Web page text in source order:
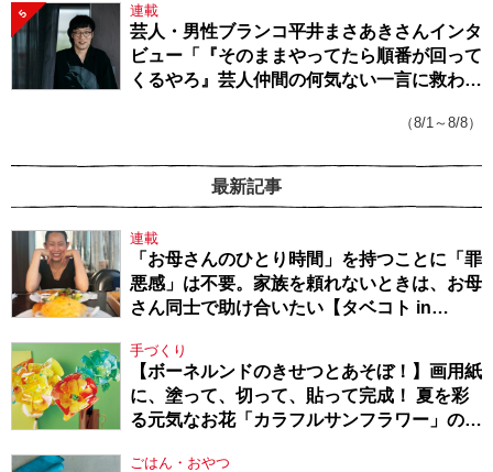
5 連載
芸人・男性ブランコ平井まさあきさんインタ
ビュー「『そのままやってたら順番が回って
くるやろ』芸人仲間の何気ない一言に救われ
（8/1～8/8）
最新記事
連載
「お母さんのひとり時間」を持つことに「罪
悪感」は不要。家族を頼れないときは、お母
さん同士で助け合いたい【タベコト in
手づくり
【ボーネルンドのきせつとあそぼ！】画用紙
に、塗って、切って、貼って完成！ 夏を彩
る元気なお花「カラフルサンフラワー」の作
ごはん・おやつ